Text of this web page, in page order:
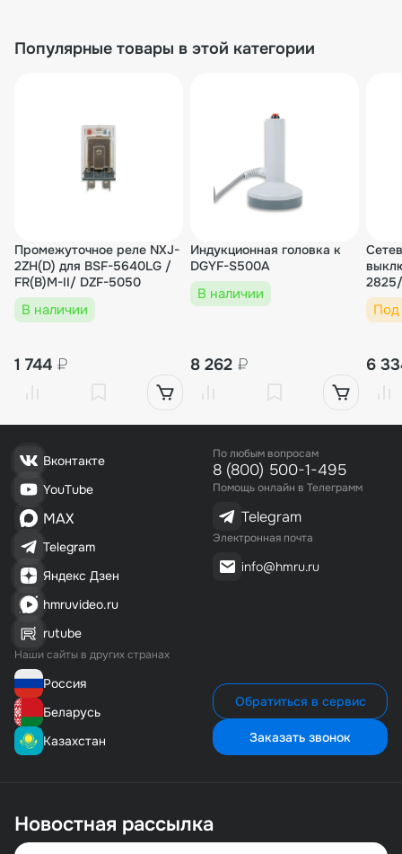
Популярные товары в этой категории
Промежуточное реле NXJ-
2ZH(D) для BSF-5640LG /
FR(B)M-II/ DZF-5050
В наличии
1 744 ₽
Индукционная головка к
DGYF-S500A
В наличии
8 262 ₽
2825/
Под
6
Вконтакте
YouTube
MAX
Telegram
Яндекс Дзен
hmruvideo.ru
rutube
Наши сайты в других странах
Россия
Беларусь
Казахстан
По любым вопросам
8 (800) 500-1-495
Помощь онлайн в Телеграмм
Telegram
Электронная почта
info@hmru.ru
Обратиться в сервис
Заказать звонок
Новостная рассылка